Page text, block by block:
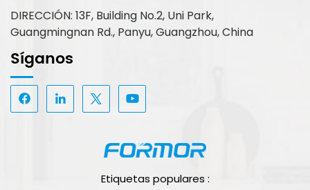
DIRECCIÓN: 13F, Building No.2, Uni Park,
Guangmingnan Rd., Panyu, Guangzhou, China
Síganos
Etiquetas populares :